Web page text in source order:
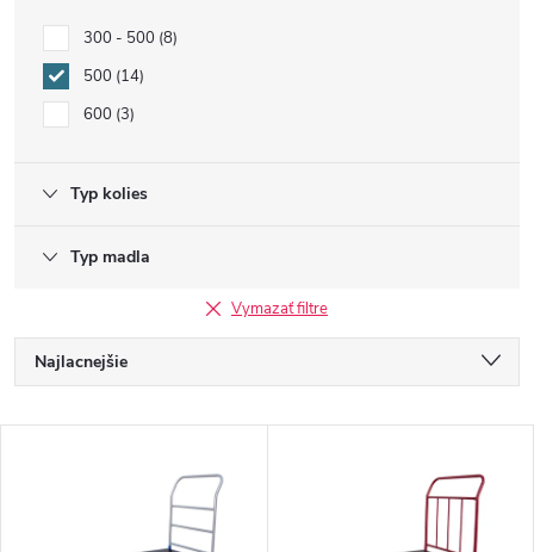
300 - 500 8
500 14
600 3
Typ kolies
Typ madla
Vymazať filtre
R
a
Najlacnejšie